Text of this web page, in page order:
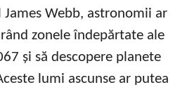
Webb, astronomii ar
zonele îndepărtate ale
și să descopere planete
lumi ascunse ar putea